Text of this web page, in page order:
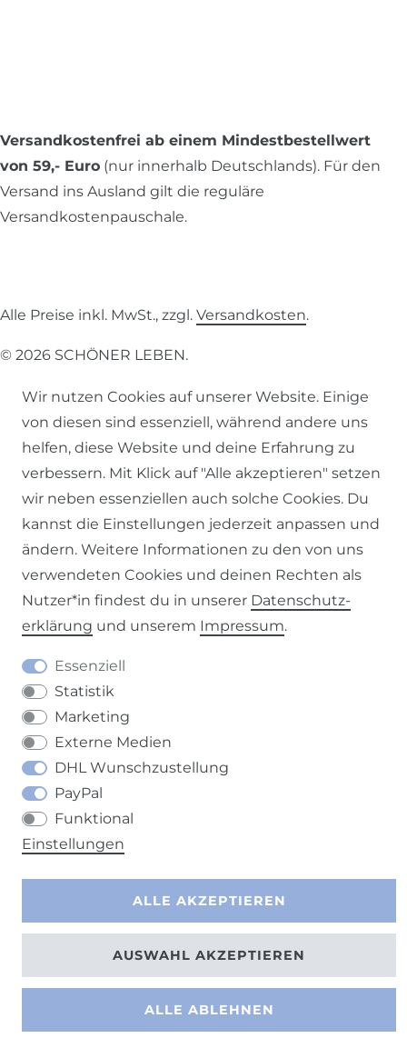
Versandkostenfrei ab einem Mindestbestellwert
von 59,- Euro (nur innerhalb Deutschlands). Für den
Versand ins Ausland gilt die reguläre
Versandkostenpauschale.
Alle Preise inkl. MwSt., zzgl. Versandkosten.
© 2026 SCHÖNER LEBEN.
Impressum Daten­schutz­erklärung AGB
Barrierefreiheitserklärung Widerrufs­recht
VERTRAG WIDERRUFEN
Wir nutzen Cookies auf unserer Website. Einige
von diesen sind essenziell, während andere uns
helfen, diese Website und deine Erfahrung zu
verbessern. Mit Klick auf "Alle akzeptieren" setzen
wir neben essenziellen auch solche Cookies. Du
kannst die Einstellungen jederzeit anpassen und
ändern. Weitere Informationen zu den von uns
verwendeten Cookies und deinen Rechten als
Nutzer*in findest du in unserer Daten­schutz­
erklärung und unserem Impressum.
Essenziell
Statistik
Marketing
Externe Medien
DHL Wunschzustellung
PayPal
Funktional
Einstellungen
ALLE AKZEPTIEREN
ALLE ABLEHNEN
AUSWAHL AKZEPTIEREN